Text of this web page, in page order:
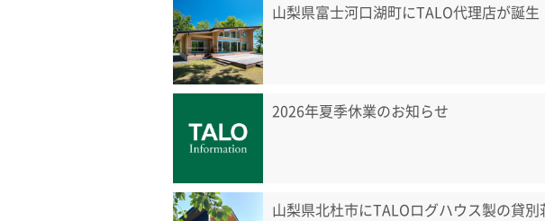
山梨県富士河口湖町にTALO代理店が誕生
2026年夏季休業のお知らせ
山梨県北杜市にTALOログハウス製の貸別